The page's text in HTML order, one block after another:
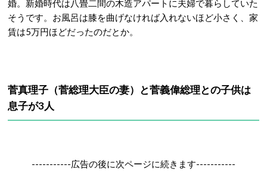
婚。新婚時代は八畳二間の木造アパートに夫婦で暮らしていた
そうです。お風呂は膝を曲げなければ入れないほど小さく、家
賃は5万円ほどだったのだとか。
菅真理子（菅総理大臣の妻）と菅義偉総理との子供は
息子が3人
-----------広告の後に次ページに続きます-----------